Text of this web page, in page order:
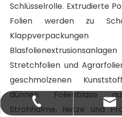
Schlüsselrolle. Extrudierte
Folien werden zu
Stretchfolien und
geschmolzenen
dünnen Folienblase
Strohhalme, Netze und
+86-137-